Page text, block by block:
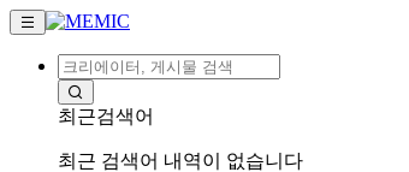
최근검색어
최근 검색어 내역이 없습니다